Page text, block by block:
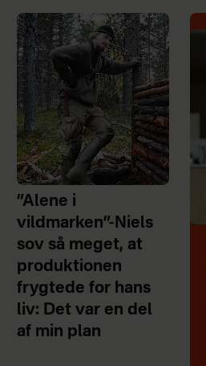
”Alene i
vildmarken”-Niels
sov så meget, at
produktionen
frygtede for hans
liv: Det var en del
af min plan